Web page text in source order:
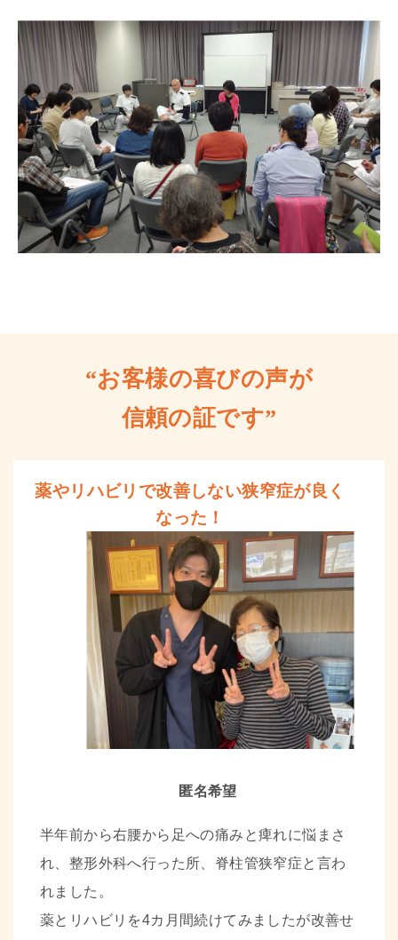
“お客様の喜びの声が
信頼の証です”
薬やリハビリで改善しない狭窄症が良く
なった！
匿名希望
半年前から右腰から足への痛みと痺れに悩まさ
れ、整形外科へ行った所、脊柱管狭窄症と言わ
れました。
薬とリハビリを4カ月間続けてみましたが改善せ